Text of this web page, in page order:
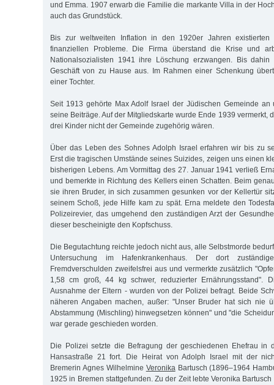
und Emma. 1907 erwarb die Familie die markante Villa in der
auch das Grundstück.
Bis zur weltweiten Inflation in den 1920er Jahren
finanziellen Probleme. Die Firma überstand die Krise und
Nationalsozialisten 1941 ihre Löschung erzwangen. Bis
Geschäft von zu Hause aus. Im Rahmen einer Schenkung
einer Tochter.
Seit 1913 gehörte Max Adolf Israel der Jüdischen Gemeinde an
seine Beiträge. Auf der Mitgliedskarte wurde Ende 1939 vermerkt,
drei Kinder nicht der Gemeinde zugehörig wären.
Über das Leben des Sohnes Adolph Israel erfahren wir bis zu
Erst die tragischen Umstände seines Suizides, zeigen uns einen
bisherigen Lebens. Am Vormittag des 27. Januar 1941 verließ
und bemerkte in Richtung des Kellers einen Schatten. Beim
sie ihren Bruder, in sich zusammen gesunken vor der Kellertür
seinem Schoß, jede Hilfe kam zu spät. Erna meldete den
Polizeirevier, das umgehend den zuständigen Arzt der
dieser bescheinigte den Kopfschuss.
Die Begutachtung reichte jedoch nicht aus, alle Selbstmorde
Untersuchung im Hafenkrankenhaus. Der dort
Fremdverschulden zweifelsfrei aus und vermerkte zusätzlich
1,58 cm groß, 44 kg schwer, reduzierter Ernährungsstand".
Ausnahme der Eltern - wurden von der Polizei befragt. Beide
näheren Angaben machen, außer: "Unser Bruder hat sich nie
Abstammung (Mischling) hinwegsetzen können" und "die
war gerade geschieden worden.
Die Polizei setzte die Befragung der geschiedenen Ehefrau in
Hansastraße 21 fort. Die Heirat von Adolph Israel mit der
Bremerin Agnes Wilhelmine VeronikaBartusch (1896–1964
1925 in Bremen stattgefunden. Zu der Zeit lebte Veronika